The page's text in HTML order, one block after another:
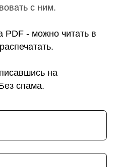
с ним.
- можно читать в
на
спама.